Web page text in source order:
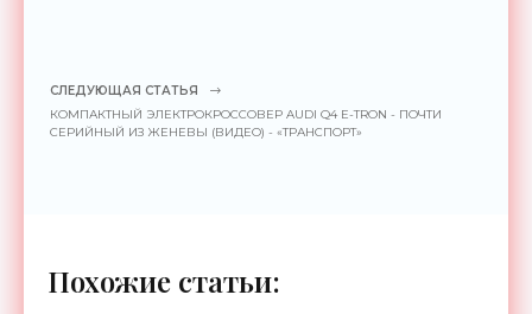
СЛЕДУЮЩАЯ СТАТЬЯ
КОМПАКТНЫЙ ЭЛЕКТРОКРОССОВЕР AUDI Q4 E-TRON - ПОЧТИ
СЕРИЙНЫЙ ИЗ ЖЕНЕВЫ (ВИДЕО) - «ТРАНСПОРТ»
Похожие статьи: